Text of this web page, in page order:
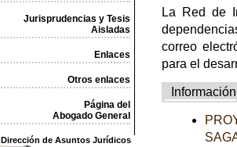
Jurisprudencias y Tesis
Aisladas
Enlaces
Otros enlaces
Página del
Abogado General
Dirección de Asuntos Jurídicos
La Red de
correo
para el
Información